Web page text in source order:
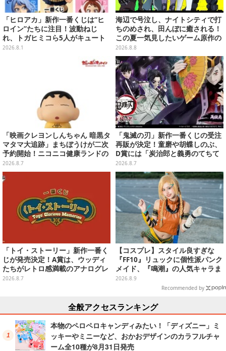
「ヒロアカ」新作一番くじは“ヒ
ロイン”たちに注目！波動ねじ
れ、トガヒミコら5人がキュート
に立体化
2026.8.1
海辺で号泣し、ナイトシティで打
ちのめされ、田んぼに癒される！
この夏一気見したいゲーム原作の
名作アニメ10選を一挙紹介【特
集】
2026.8.8
「映画クレヨンしんちゃん 暗黒タ
マタマ大追跡」まちぼうけが二次
予約開始！ニコニコ健康ランドの
服を着たしんちゃん&ひまわりに
「珠由良ブラザーズ」がラインナ
ップ
2026.8.7
「鬼滅の刃」新作一番くじの受注
再販が決定！童磨や胡蝶しのぶ、
D賞には「炭治郎と義勇のてちて
ちフィギュア」も
2026.8.7
「トイ・ストーリー」新作一番く
じが発売決定！A賞は、ウッディ
たちがレトロ感満載のアナログレ
コード上を走る姿で立体化
2026.8.7
【コスプレ】スタイル良すぎな
『FF10』リュックに個性派パンク
メイド、『鳴潮』の人気キャラま
で「ワンフェス」美女レイヤー6
選【写真28枚】
2026.8.9
Recommended by
全般アクセスランキング
本物のペロペロキャンディみたい！「ディズニー」ミ
ッキーやミニーなど、おかおデザインのカラフルチャ
ーム全10種が8月31日発売